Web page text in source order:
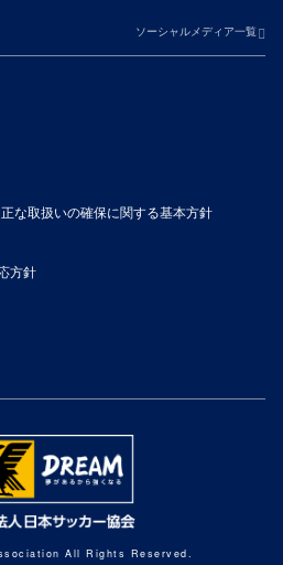
ソーシャルメディア一覧
な取扱いの確保に関する基本方針
方針
All Rights Reserved.